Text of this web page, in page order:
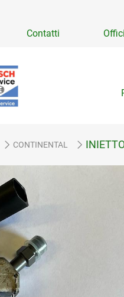
Contatti
CONTINENTAL